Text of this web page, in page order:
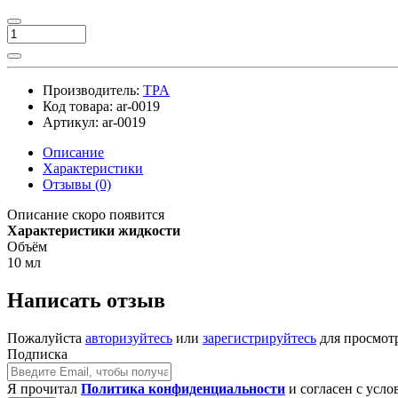
Производитель: TPA
Код товара: ar-0019
Артикул: ar-0019
Описание
Характеристики
Отзывы (0)
Описание скоро появится
Характеристики жидкости
Объём
10 мл
Написать отзыв
Пожалуйста авторизуйтесь или зарегистрируйтесь для
Подписка
Я прочитал Политика конфиденциальности и согласен с